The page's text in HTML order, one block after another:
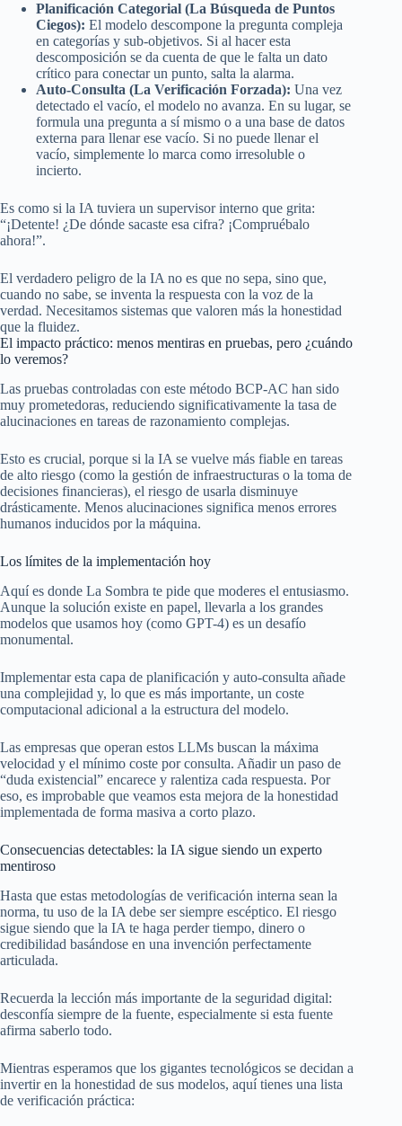
Planificación Categorial (La Búsqueda de Puntos
Ciegos): El modelo descompone la pregunta compleja
en categorías y sub-objetivos. Si al hacer esta
descomposición se da cuenta de que le falta un dato
crítico para conectar un punto, salta la alarma.
Auto-Consulta (La Verificación Forzada): Una vez
detectado el vacío, el modelo no avanza. En su lugar, se
formula una pregunta a sí mismo o a una base de datos
externa para llenar ese vacío. Si no puede llenar el
vacío, simplemente lo marca como irresoluble o
incierto.
Es como si la IA tuviera un supervisor interno que grita:
“¡Detente! ¿De dónde sacaste esa cifra? ¡Compruébalo
ahora!”.
El verdadero peligro de la IA no es que no sepa, sino que,
cuando no sabe, se inventa la respuesta con la voz de la
verdad. Necesitamos sistemas que valoren más la honestidad
que la fluidez.
El impacto práctico: menos mentiras en pruebas, pero ¿cuándo
lo veremos?
Las pruebas controladas con este método BCP-AC han sido
muy prometedoras, reduciendo significativamente la tasa de
alucinaciones en tareas de razonamiento complejas.
Esto es crucial, porque si la IA se vuelve más fiable en tareas
de alto riesgo (como la gestión de infraestructuras o la toma de
decisiones financieras), el riesgo de usarla disminuye
drásticamente. Menos alucinaciones significa menos errores
humanos inducidos por la máquina.
Los límites de la implementación hoy
Aquí es donde La Sombra te pide que moderes el entusiasmo.
Aunque la solución existe en papel, llevarla a los grandes
modelos que usamos hoy (como GPT-4) es un desafío
monumental.
Implementar esta capa de planificación y auto-consulta añade
una complejidad y, lo que es más importante, un coste
computacional adicional a la estructura del modelo.
Las empresas que operan estos LLMs buscan la máxima
velocidad y el mínimo coste por consulta. Añadir un paso de
“duda existencial” encarece y ralentiza cada respuesta. Por
eso, es improbable que veamos esta mejora de la honestidad
implementada de forma masiva a corto plazo.
Consecuencias detectables: la IA sigue siendo un experto
mentiroso
Hasta que estas metodologías de verificación interna sean la
norma, tu uso de la IA debe ser siempre escéptico. El riesgo
sigue siendo que la IA te haga perder tiempo, dinero o
credibilidad basándose en una invención perfectamente
articulada.
Recuerda la lección más importante de la seguridad digital:
desconfía siempre de la fuente, especialmente si esta fuente
afirma saberlo todo.
Mientras esperamos que los gigantes tecnológicos se decidan a
invertir en la honestidad de sus modelos, aquí tienes una lista
de verificación práctica: